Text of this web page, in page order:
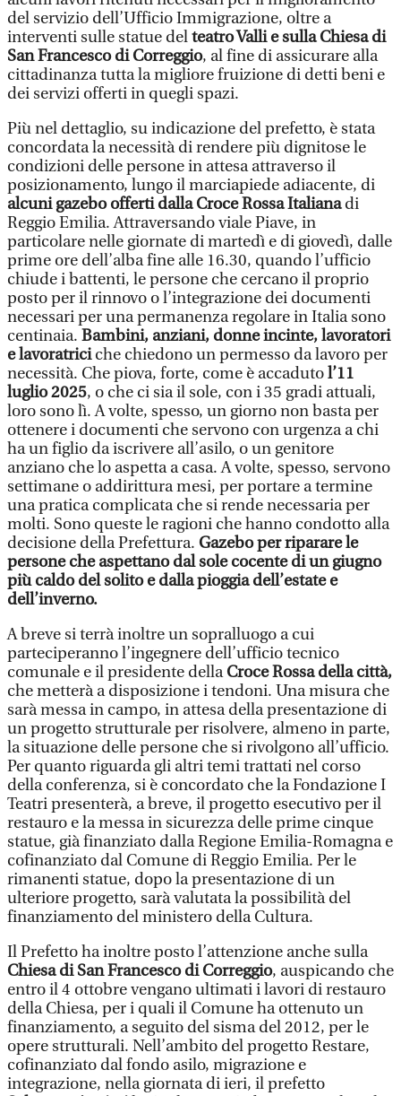
del servizio dell’Ufficio Immigrazione, oltre a
interventi sulle statue delteatro Valli e sulla Chiesa di
San Francesco di Correggio, al fine di assicurare alla
cittadinanza tutta la migliore fruizione di detti beni e
dei servizi offerti in quegli spazi.
Più nel dettaglio, su indicazione del prefetto, è stata
concordata la necessità di rendere più dignitose le
condizioni delle persone in attesa attraverso il
posizionamento, lungo il marciapiede adiacente, di
alcuni gazebo offerti dalla Croce Rossa Italianadi
Reggio Emilia. Attraversandoviale Piave, in
particolare nelle giornate di martedì e di giovedì, dalle
prime ore dell’alba fine alle 16.30, quando l’ufficio
chiude i battenti, le persone che cercano il proprio
posto per il rinnovo o l’integrazione dei documenti
necessari per una permanenza regolare in Italia sono
centinaia. Bambini, anziani, donne incinte, lavoratori
e lavoratriciche chiedono un permesso da lavoro per
necessità. Che piova, forte, come è accadutol’11
luglio 2025, o che ci sia il sole, con i 35 gradi attuali,
loro sono lì. A volte, spesso, un giorno non basta per
ottenere i documenti che servono con urgenza a chi
ha un figlio da iscrivere all’asilo, o un genitore
anziano che lo aspetta a casa. A volte, spesso, servono
settimane o addirittura mesi, per portare a termine
una pratica complicata che si rende necessaria per
molti. Sono queste le ragioni che hanno condotto alla
decisione della Prefettura. Gazebo per riparare le
persone che aspettano dal sole cocente di un giugno
più caldo del solito e dalla pioggia dell’estate e
dell’inverno.
A breve si terrà inoltre un sopralluogo a cui
parteciperanno l’ingegnere dell’ufficio tecnico
comunale e il presidente dellaCroce Rossa della città,
che metterà a disposizione i tendoni. Una misura che
sarà messa in campo, in attesa della presentazione di
un progetto strutturale per risolvere, almeno in parte,
la situazione delle persone che si rivolgono all’ufficio.
Per quanto riguarda gli altri temi trattati nel corso
della conferenza, si è concordato che la Fondazione I
Teatri presenterà, a breve, il progetto esecutivo per il
restauro e la messa in sicurezza delle prime cinque
statue, già finanziato dalla Regione Emilia-Romagna e
cofinanziato dal Comune di Reggio Emilia. Per le
rimanenti statue, dopo la presentazione di un
ulteriore progetto, sarà valutata la possibilità del
finanziamento del ministero della Cultura.
Il Prefetto ha inoltre posto l’attenzione anche sulla
Chiesa di San Francesco di Correggio, auspicando che
entro il 4 ottobre vengano ultimati i lavori di restauro
della Chiesa, per i quali il Comune ha ottenuto un
finanziamento, a seguito del sisma del 2012, per le
opere strutturali. Nell’ambito del progetto Restare,
cofinanziato dal fondo asilo, migrazione e
integrazione, nella giornata di ieri, il prefetto